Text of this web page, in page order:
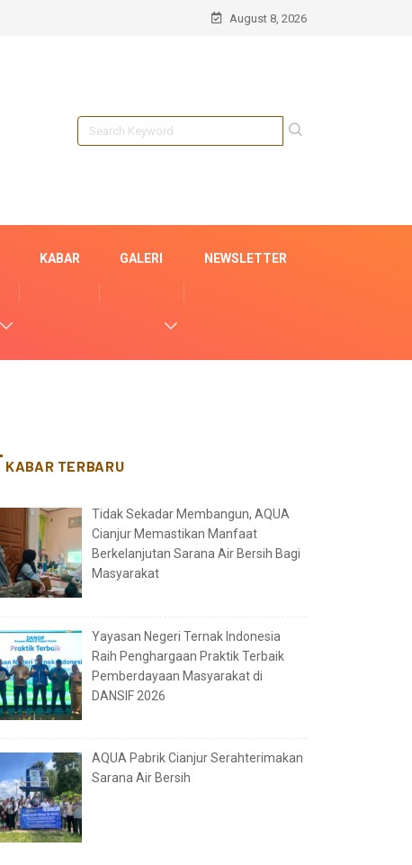
August 8, 2026
KABAR GALERI NEWSLETTER
KABAR TERBARU
Tidak Sekadar Membangun, AQUA
Cianjur Memastikan Manfaat
Berkelanjutan Sarana Air Bersih Bagi
Masyarakat
Yayasan Negeri Ternak Indonesia
Raih Penghargaan Praktik Terbaik
Pemberdayaan Masyarakat di
DANSIF 2026
AQUA Pabrik Cianjur Serahterimakan
Sarana Air Bersih